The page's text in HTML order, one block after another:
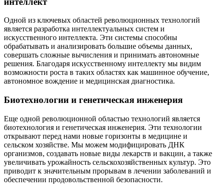
Одной из ключевых областей революционных технологий
является разработка интеллектуальных систем и
искусственного интеллекта. Эти системы способны
обрабатывать и анализировать большие объемы данных,
совершать сложные вычисления и принимать автономные
решения. Благодаря искусственному интеллекту мы видим
возможности роста в таких областях как машинное обучение,
автономное вождение и медицинская диагностика.
Биотехнологии и генетическая инженерия
Еще одной революционной областью технологий является
биотехнология и генетическая инженерия. Эти технологии
открывают перед нами новые горизонты в медицине и
сельском хозяйстве. Мы можем модифицировать ДНК
организмов, создавать новые виды лекарств и вакцин, а также
увеличивать урожайность сельскохозяйственных культур. Это
приводит к значительным прорывам в лечении заболеваний и
обеспечении продовольственной безопасности.